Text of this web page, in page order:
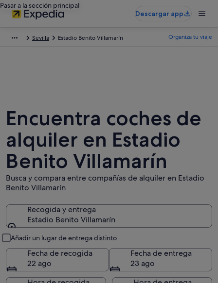
Pasar a la sección principal
Descargar app
Sevilla Estadio Benito Villamarín Organiza tu viaje
Encuentra coches de
alquiler en Estadio
Benito Villamarín
Busca y compara entre compañías de alquiler en Estadio
Benito Villamarín
Recogida y entrega
Estadio Benito Villamarín
Añadir un lugar de entrega distinto
Fecha de recogida
22 ago
Fecha de entrega
23 ago